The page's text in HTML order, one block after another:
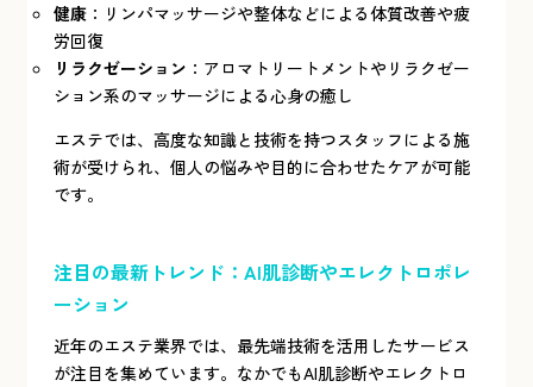
健康 ：リンパマッサージや整体などによる体質改善や疲
労回復
リラクゼーション ：アロマトリートメントやリラクゼー
ション系のマッサージによる心身の癒し
エステでは、高度な知識と技術を持つスタッフによる施
術が受けられ、個人の悩みや目的に合わせたケアが可能
です。
注目の最新トレンド：AI肌診断やエレクトロポレ
ーション
近年のエステ業界では、最先端技術を活用したサービス
が注目を集めています。なかでもAI肌診断やエレクトロ